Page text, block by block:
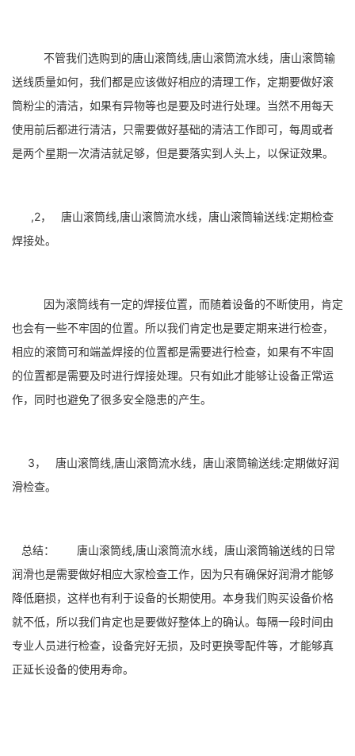
不管我们选购到的唐山滚筒线,唐山滚筒流水线，唐山滚筒输
送线质量如何，我们都是应该做好相应的清理工作，定期要做好滚
筒粉尘的清洁，如果有异物等也是要及时进行处理。当然不用每天
使用前后都进行清洁，只需要做好基础的清洁工作即可，每周或者
是两个星期一次清洁就足够，但是要落实到人头上，以保证效果。
,2， 唐山滚筒线,唐山滚筒流水线，唐山滚筒输送线:定期检查
焊接处。
因为滚筒线有一定的焊接位置，而随着设备的不断使用，肯定
也会有一些不牢固的位置。所以我们肯定也是要定期来进行检查，
相应的滚筒可和端盖焊接的位置都是需要进行检查，如果有不牢固
的位置都是需要及时进行焊接处理。只有如此才能够让设备正常运
作，同时也避免了很多安全隐患的产生。
3， 唐山滚筒线,唐山滚筒流水线，唐山滚筒输送线:定期做好润
滑检查。
总结： 唐山滚筒线,唐山滚筒流水线，唐山滚筒输送线的日常
润滑也是需要做好相应大家检查工作，因为只有确保好润滑才能够
降低磨损，这样也有利于设备的长期使用。本身我们购买设备价格
就不低，所以我们肯定也是要做好整体上的确认。每隔一段时间由
专业人员进行检查，设备完好无损，及时更换零配件等，才能够真
正延长设备的使用寿命。